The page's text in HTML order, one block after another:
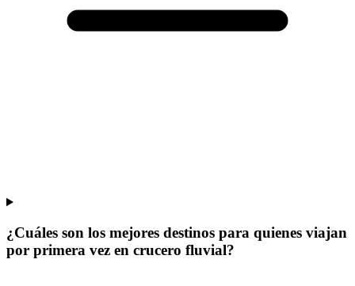
¿Cuáles son los mejores destinos para quienes viajan
por primera vez en crucero fluvial?